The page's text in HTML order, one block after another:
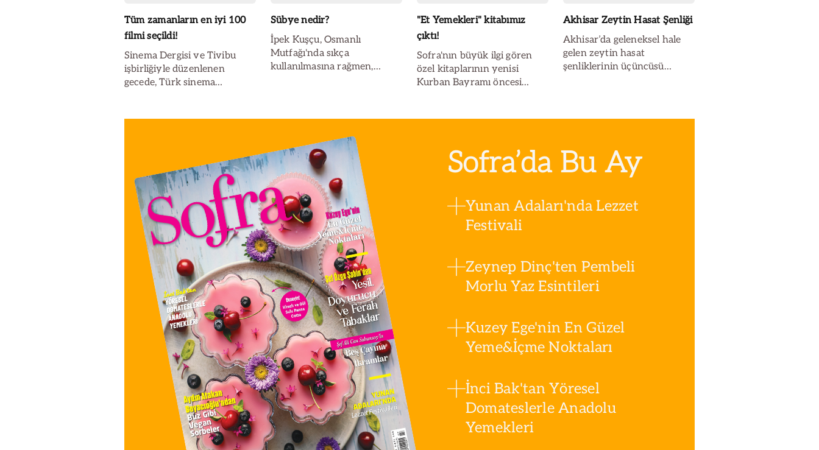
Tüm zamanların en iyi 100
filmi seçildi!
Sinema Dergisi ve Tivibu
işbirliğiyle düzenlenen
gecede, Türk sinema
alan ilk 10 filmin
Sübye nedir?
İpek Kuşçu, Osmanlı
Mutfağı'nda sıkça
kullanılmasına rağmen,
"Et Yemekleri" kitabımız
çıktı!
Sofra'nın büyük ilgi gören
özel kitaplarının yenisi
Kurban Bayramı öncesi
Akhisar Zeytin Hasat Şenliği
Akhisar’da geleneksel hale
gelen zeytin hasat
şenliklerinin üçüncüsü
Dereköy’deki ağaçlardan
Sofra’da Bu Ay
Yunan Adaları'nda Lezzet
Festivali
Zeynep Dinç'ten Pembeli
Morlu Yaz Esintileri
Kuzey Ege'nin En Güzel
Yeme&İçme Noktaları
İnci Bak'tan Yöresel
Domateslerle Anadolu
Yemekleri